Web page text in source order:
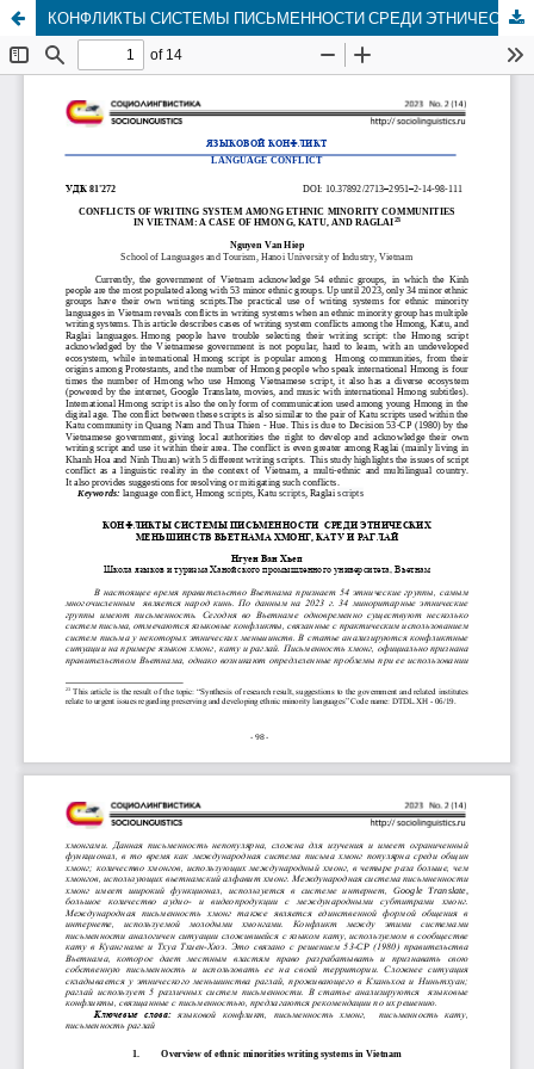
КОНФЛИКТЫ СИСТЕМЫ ПИСЬМЕННОСТИ СРЕДИ ЭТНИЧЕСКИХ МЕНЬШИНСТВ ВЬЕТНАМА ХМОНГ, КАТУ И РАГЛАЙ